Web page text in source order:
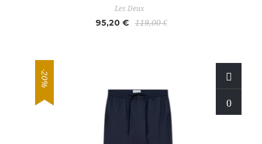
Les Deux
95,20 € 119,00 €
-20%